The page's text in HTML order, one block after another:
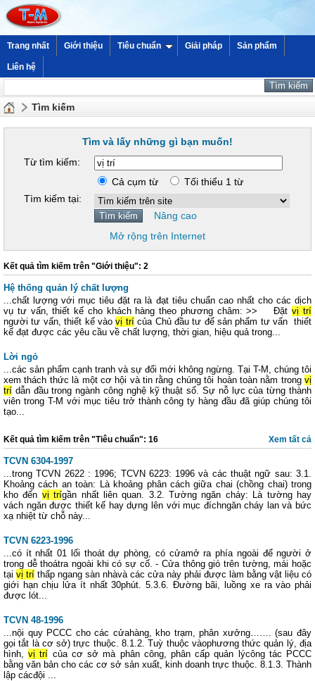
Trang nhất Giới thiệu Tiêu chuẩn Giải pháp Sản phẩm
Liên hệ
Tìm kiếm
Tìm và lấy những gì bạn muốn!
Từ tìm kiếm:
Cả cụm từ
Tối thiểu 1 từ
Tìm kiếm tại:
Nâng cao
Mở rộng trên Internet
Kết quả tìm kiếm trên "Giới thiệu": 2
Hệ thống quản lý chất lượng
...chất lượng với mục tiêu đặt ra là đạt tiêu chuẩn cao nhất cho các dịch
vụ tư vấn, thiết kế cho khách hàng theo phương châm: >> Đặtvị trí
người tư vấn, thiết kế vàovị trícủa Chủ đầu tư để sản phẩm tư vấn thiết
kế đạt được các yêu cầu về chất lượng, thời gian, hiệu quả trong...
Lời ngỏ
...các sản phẩm cạnh tranh và sự đổi mới không ngừng. Tại T-M, chúng tôi
xem thách thức là một cơ hội và tin rằng chúng tôi hoàn toàn nằm trong vị
trí dẫn đầu trong ngành công nghệ kỹ thuật số. Sự nỗ lực của từng thành
viên trong T-M với mục tiêu trở thành công ty hàng đầu đã giúp chúng tôi
tạo...
Xem tất cả
Kết quả tìm kiếm trên "Tiêu chuẩn": 16
TCVN 6304-1997
...trong TCVN 2622 : 1996; TCVN 6223: 1996 và các thuật ngữ sau: 3.1.
Khoảng cách an toàn: Là khoảng phân cách giữa chai (chồng chai) trong
kho đến vị trígần nhất liên quan. 3.2. Tường ngăn cháy: Là tường hay
vách ngăn được thiết kế hay dựng lên với mục đíchngăn cháy lan và bức
xạ nhiệt từ chỗ này...
TCVN 6223-1996
...có ít nhất 01 lối thoát dự phòng, có cửamở ra phía ngoài để người ở
trong dễ thoátra ngoài khi có sự cố. - Cửa thông gió trên tường, mái hoặc
tại vị trí thấp ngang sàn nhàvà các cửa này phải được làm bằng vật liệu có
giới hạn chịu lửa ít nhất 30phút. 5.3.6. Đường bãi, luồng xe ra vào phải
được lót...
TCVN 48-1996
...nội quy PCCC cho các cửahàng, kho trạm, phân xưởng……. (sau đây
gọi tắt là cơ sở) trực thuộc. 8.1.2. Tuỳ thuộc vàophương thức quản lý, địa
hình,vị trí của cơ sở mà phân công, phân cấp quản lýcông tác PCCC
bằng văn bản cho các cơ sở sản xuất, kinh doanh trực thuộc. 8.1.3. Thành
lập cácđội ...